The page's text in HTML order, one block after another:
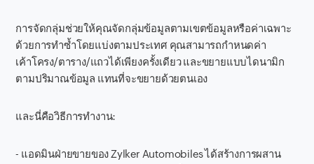
การจัดกลุ่มช่วยให้คุณจัดกลุ่มข้อมูลตามเขตข้อมูลหรือค่าเฉพาะ
ด้วยการทำซ้ำโดยแบ่งตามประเทศ คุณสามารถกำหนดค่า
เค้าโครง/ตาราง/แถวได้เพียงครั้งเดียว และขยายแบบไดนามิก
ตามปริมาณข้อมูล แทนที่จะขยายด้วยตนเอง
และนี่คือวิธีการทำงาน:
- แอดมินฝ่ายขายของ Zylker Automobiles ได้สร้างการผสาน